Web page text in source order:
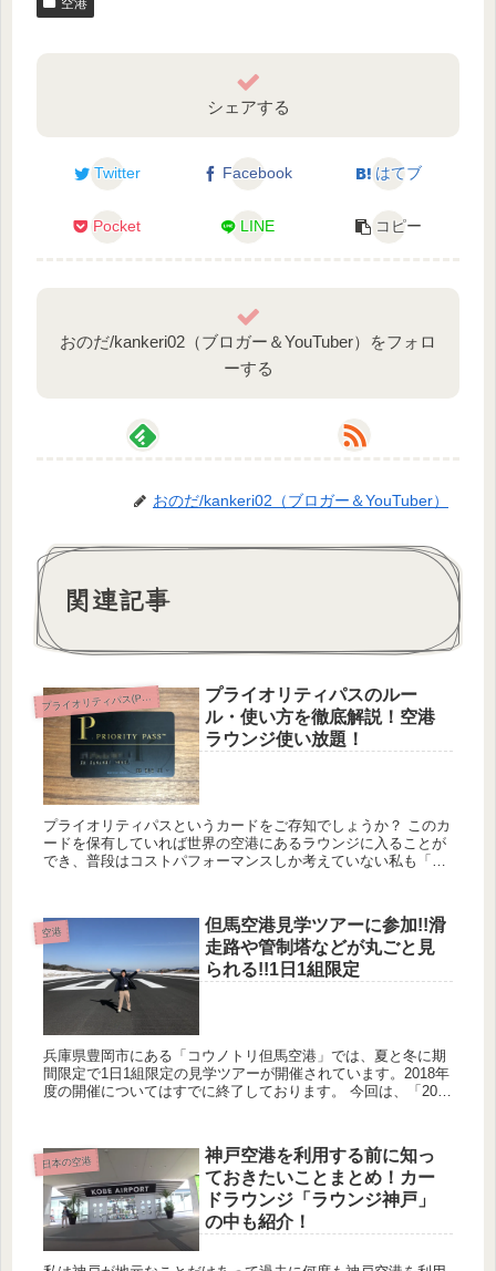
シェアする
Twitter Facebook はてブ
Pocket LINE コピー
おのだ/kankeri02（ブロガー＆YouTuber）をフォロ
ーする
おのだ/kankeri02（ブロガー＆YouTuber）
関連記事
プ ライオリティパス(Priority Pass)
プライオリティパスのルー
ル・使い方を徹底解説！空港
ラウンジ使い放題！
プライオリティパスというカードをご存知でしょうか？ このカ
ードを保有していれば世界の空港にあるラウンジに入ることが
でき、普段はコストパフォーマンスしか考えていない私も「か
空港
但馬空港見学ツアーに参加!!滑
走路や管制塔などが丸ごと見
られる!!1日1組限定
兵庫県豊岡市にある「コウノトリ但馬空港」では、夏と冬に期
間限定で1日1組限定の見学ツアーが開催されています。2018年
度の開催についてはすでに終了しております。 今回は、「2018
日本の空港
神戸空港を利用する前に知っ
ておきたいことまとめ！カー
ドラウンジ「ラウンジ神戸」
の中も紹介！